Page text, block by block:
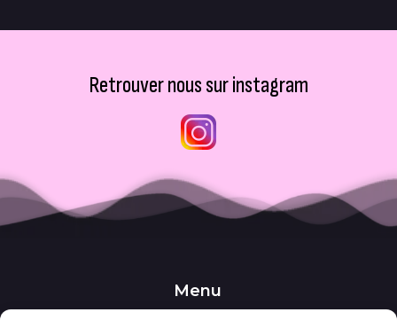
Retrouver nous sur instagram
Menu
••• Accueil